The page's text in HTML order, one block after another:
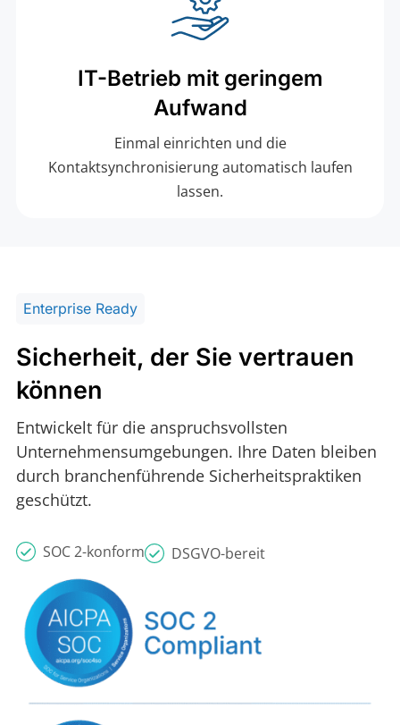
IT-Betrieb mit geringem
Aufwand
Einmal einrichten und die
Kontaktsynchronisierung automatisch laufen
lassen.
Enterprise Ready
Sicherheit, der Sie vertrauen
können
Entwickelt für die anspruchsvollsten
Unternehmensumgebungen. Ihre Daten bleiben
durch branchenführende Sicherheitspraktiken
geschützt.
SOC 2-konform DSGVO-bereit